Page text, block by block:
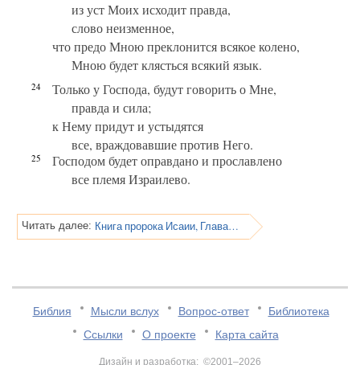
из уст Моих исходит правда,
слово неизменное,
что предо Мною преклонится всякое колено,
Мною будет клясться всякий язык.
24
Только у Господа, будут говорить о Мне,
правда и сила;
к Нему придут и устыдятся
все, враждовавшие против Него.
25
Господом будет оправдано и прославлено
все племя Израилево.
Читать далее: Книга пророка Исаии, Глава 46
Библия Мысли вслух Вопрос-ответ
Библиотека
Ссылки
О проекте Карта сайта
Дизайн и разработка: ©2001–2026